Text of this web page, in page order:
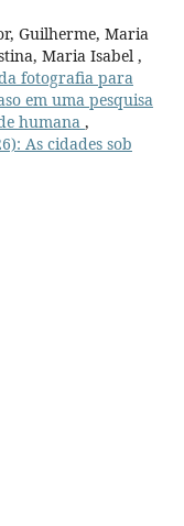
Guilherme, Maria
Maria Isabel ,
fotografia para
em uma pesquisa
humana ,
As cidades sob